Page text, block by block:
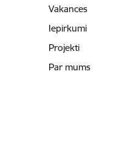
Vakances
Iepirkumi
Projekti
Par mums